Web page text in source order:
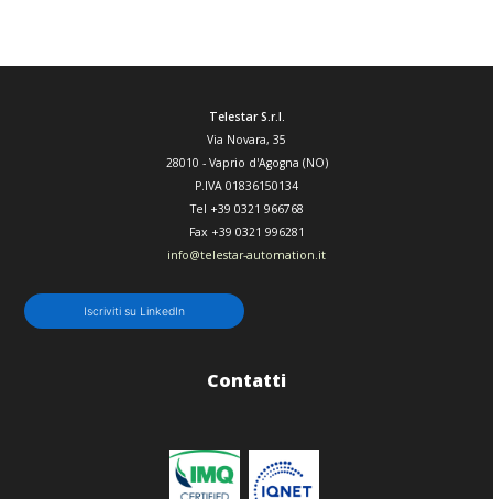
Contatti
Telestar S.r.l.
Via Novara, 35
28010 - Vaprio d'Agogna (NO)
P.IVA 01836150134
Tel +39 0321 966768
Fax +39 0321 996281
info@telestar-automation.it
Iscriviti su LinkedIn